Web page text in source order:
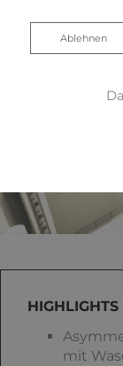
HIGHLIGHTS
mit
Ablehnen
Ablehnen